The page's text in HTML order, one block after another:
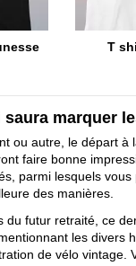
T
marquer
ou autre, le départ à
faire bonne
parmi lesquels
des manières.
futur retraité, ce
les divers
de vélo vintage.